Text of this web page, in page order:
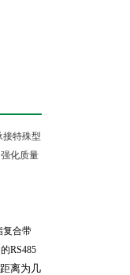
特殊型
化质量
复合带
RS485
离为几